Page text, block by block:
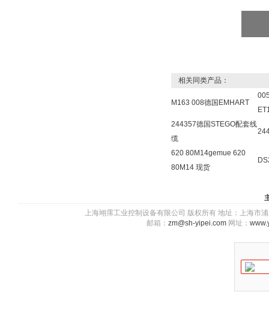
相关同类产品：
M163 008德国EMHART
244357德国STEGO配套线
缆
620 80M14gemue 620
80M14 现货
上海翊霈工业控制设备有限公司 版权所有 地址：上海
邮箱： zm@sh-yipei.com 网址：